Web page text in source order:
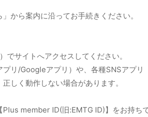
から案内に沿ってお手続きください。
サイトへアクセスしてください。
プリ/Googleアプリ）や、各種SNSアプ
しく動作しない場合があります。
member ID(旧:EMTG ID)】をお持ちで